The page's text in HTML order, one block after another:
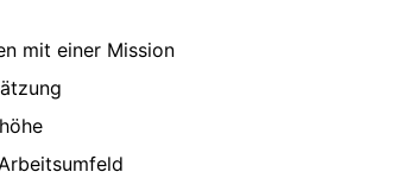
mit einer Mission